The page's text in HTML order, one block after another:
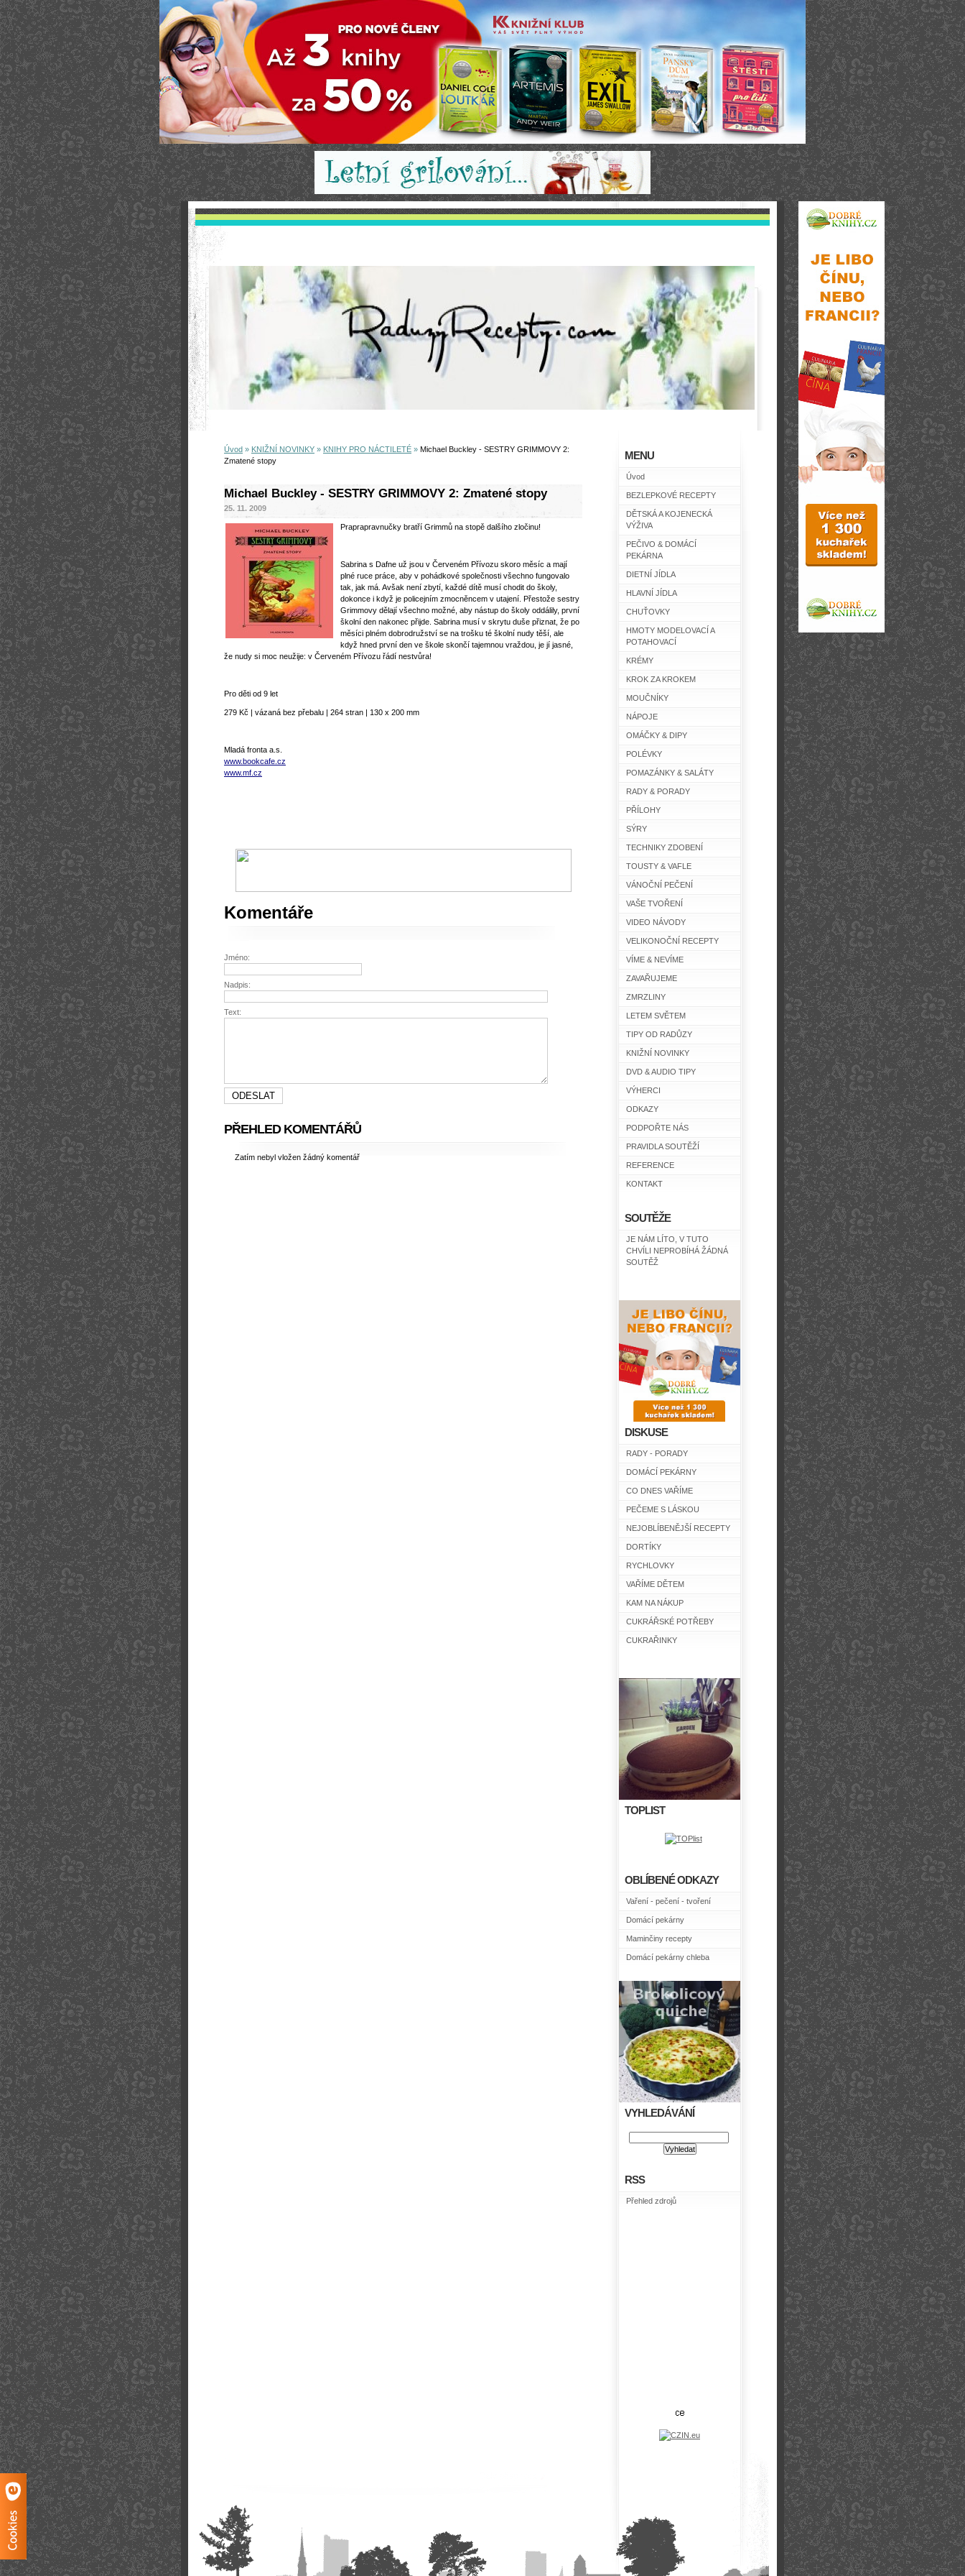
MENU
Úvod
BEZLEPKOVÉ RECEPTY
DĚTSKÁ A KOJENECKÁ
VÝŽIVA
PEČIVO & DOMÁCÍ
PEKÁRNA
DIETNÍ JÍDLA
HLAVNÍ JÍDLA
CHUŤOVKY
HMOTY MODELOVACÍ A
POTAHOVACÍ
KRÉMY
KROK ZA KROKEM
MOUČNÍKY
NÁPOJE
OMÁČKY & DIPY
POLÉVKY
POMAZÁNKY & SALÁTY
RADY & PORADY
PŘÍLOHY
SÝRY
TECHNIKY ZDOBENÍ
TOUSTY & VAFLE
VÁNOČNÍ PEČENÍ
VAŠE TVOŘENÍ
VIDEO NÁVODY
VELIKONOČNÍ RECEPTY
VÍME & NEVÍME
ZAVAŘUJEME
ZMRZLINY
LETEM SVĚTEM
TIPY OD RADŮZY
KNIŽNÍ NOVINKY
DVD & AUDIO TIPY
VÝHERCI
ODKAZY
PODPOŘTE NÁS
PRAVIDLA SOUTĚŽÍ
REFERENCE
KONTAKT
SOUTĚŽE
JE NÁM LÍTO, V TUTO
CHVÍLI NEPROBÍHÁ ŽÁDNÁ
SOUTĚŽ
DISKUSE
RADY - PORADY
DOMÁCÍ PEKÁRNY
CO DNES VAŘÍME
PEČEME S LÁSKOU
NEJOBLÍBENĚJŠÍ RECEPTY
DORTÍKY
RYCHLOVKY
VAŘÍME DĚTEM
KAM NA NÁKUP
CUKRÁŘSKÉ POTŘEBY
CUKRAŘINKY
TOPLIST
OBLÍBENÉ ODKAZY
Vaření - pečení - tvoření
Domácí pekárny
Maminčiny recepty
Domácí pekárny chleba
VYHLEDÁVÁNÍ
RSS
Přehled zdrojů
Úvod » KNIŽNÍ NOVINKY » KNIHY PRO NÁCTILETÉ » Michael Buckley - SESTRY GRIMMOVY 2:
Zmatené stopy
Michael Buckley - SESTRY GRIMMOVY 2: Zmatené stopy
25. 11. 2009
Praprapravnučky bratří Grimmů na stopě dalšího zločinu!
Sabrina s Dafne už jsou v Červeném Přívozu skoro měsíc a mají
plné ruce práce, aby v pohádkové společnosti všechno fungovalo
tak, jak má. Avšak není zbytí, každé dítě musí chodit do školy,
dokonce i když je policejním zmocněncem v utajení. Přestože sestry
Grimmovy dělají všechno možné, aby nástup do školy oddálily, první
školní den nakonec přijde. Sabrina musí v skrytu duše přiznat, že po
měsíci plném dobrodružství se na trošku té školní nudy těší, ale
když hned první den ve škole skončí tajemnou vraždou, je jí jasné,
že nudy si moc neužije: v Červeném Přívozu řádí nestvůra!
Pro děti od 9 let
279 Kč | vázaná bez přebalu | 264 stran | 130 x 200 mm
Mladá fronta a.s.
www.bookcafe.cz
www.mf.cz
Komentáře
Jméno:
Nadpis:
Text:
PŘEHLED KOMENTÁŘŮ
Zatím nebyl vložen žádný komentář